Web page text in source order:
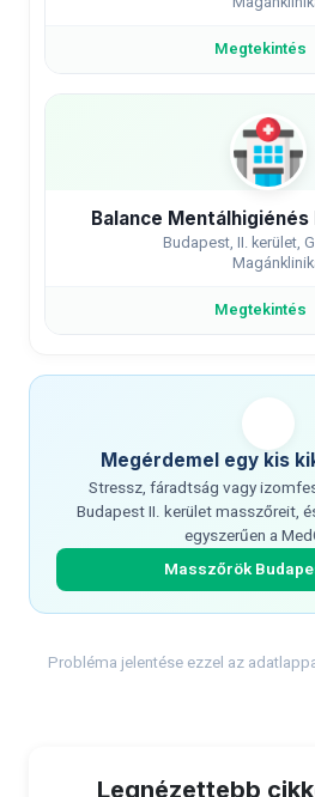
Megtekintés
Balance
Budapest, II. kerület,
Megtekintés
Megérdemel egy kis
Stressz, fáradtság vagy
Budapest II. kerület masszőreit,
egyszerűen a
Masszőrök
Probléma jelentése ezzel az
Legnézettebb